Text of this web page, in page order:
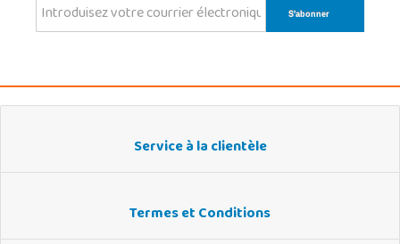
Service à la clientèle
Termes et Conditions